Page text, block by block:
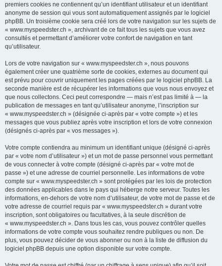
premiers cookies ne contiennent qu’un identifiant utilisateur et un identifiant
anonyme de session qui vous sont automatiquement assignés par le logiciel
phpBB. Un troisième cookie sera créé lors de votre navigation sur les sujets de
« www.myspeedster.ch », archivant de ce fait tous les sujets que vous avez
consultés et permettant d’améliorer votre confort de navigation en tant
qu’utilisateur.
Lors de votre navigation sur « www.myspeedster.ch », nous pouvons
également créer une quatrième sorte de cookies, externes au document qui
est prévu pour couvrir uniquement les pages créées par le logiciel phpBB. La
seconde manière est de récupérer les informations que vous nous envoyez et
que nous collectons. Ceci peut correspondre — mais n’est pas limité à — la
publication de messages en tant qu’utilisateur anonyme, l’inscription sur
« www.myspeedster.ch » (désignée ci-après par « votre compte ») et les
messages que vous publiez après votre inscription et lors de votre connexion
(désignés ci-après par « vos messages »).
Votre compte contiendra au minimum un identifiant unique (désigné ci-après
par « votre nom d’utilisateur ») et un mot de passe personnel vous permettant
de vous connecter à votre compte (désigné ci-après par « votre mot de
passe ») et une adresse de courriel personnelle. Les informations de votre
compte sur « www.myspeedster.ch » sont protégées par les lois de protection
des données applicables dans le pays qui héberge notre serveur. Toutes les
informations, en-dehors de votre nom d’utilisateur, de votre mot de passe et de
votre adresse de courriel requis par « www.myspeedster.ch » durant votre
inscription, sont obligatoires ou facultatives, à la seule discrétion de
« www.myspeedster.ch ». Dans tous les cas, vous pouvez contrôler quelles
informations de votre compte vous souhaitez rendre publiques ou non. De
plus, vous pouvez décider de vous abonner ou non à la liste de diffusion du
logiciel phpBB depuis une option disponible sur votre compte.